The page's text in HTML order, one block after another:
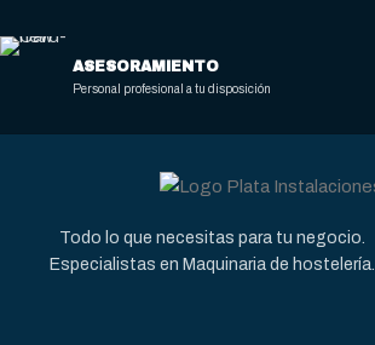
ASESORAMIENTO
Personal profesional a tu disposición
Todo lo que necesitas para tu negocio.
Especialistas en Maquinaria de hostelería.